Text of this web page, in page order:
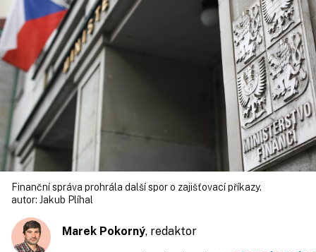
Finanční správa prohrála další spor o zajišťovací příkazy.
autor: Jakub Plíhal
Marek Pokorný, redaktor